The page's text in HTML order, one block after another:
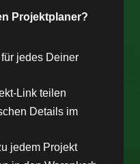
Projektplaner?
jedes Deiner
Link teilen
Details im
jedem Projekt